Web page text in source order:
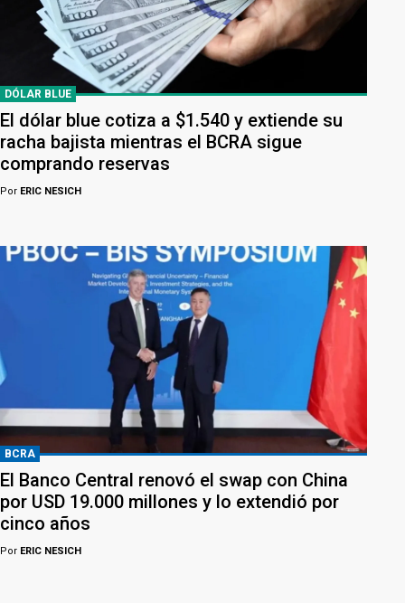
DÓLAR BLUE
El dólar blue cotiza a $1.540 y extiende su
racha bajista mientras el BCRA sigue
comprando reservas
Por ERIC NESICH
BCRA
El Banco Central renovó el swap con China
por USD 19.000 millones y lo extendió por
cinco años
Por ERIC NESICH